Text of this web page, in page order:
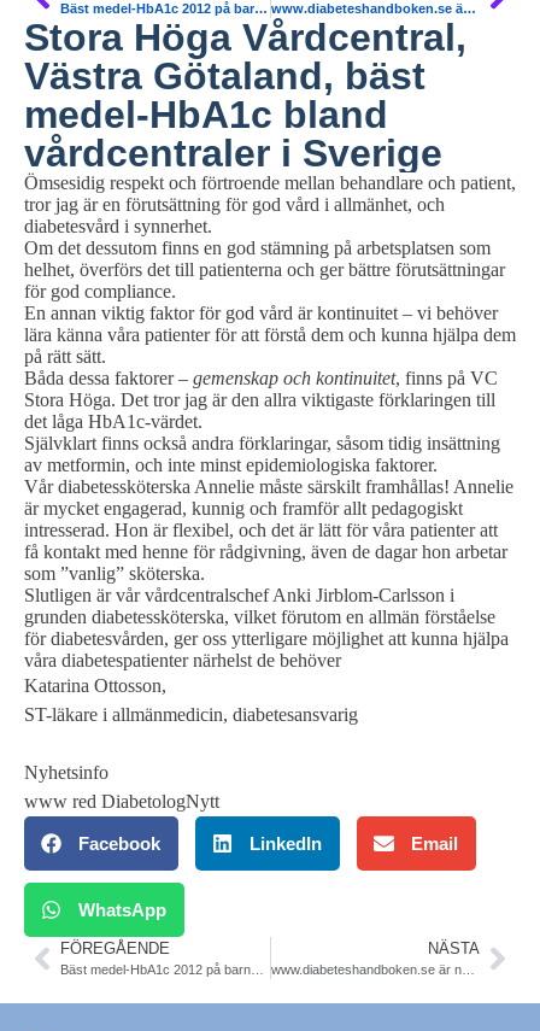
Bäst medel-HbA1c 2012 på barndiabetesmottagning utanför universitetssjukhus – varför lyckas vi? www.diabeteshandboken.se är nu uppdaterad. Peter Fors
Stora Höga Vårdcentral,
Västra Götaland, bäst
medel-HbA1c bland
vårdcentraler i Sverige
Ömsesidig respekt och förtroende mellan behandlare och patient,
tror jag är en förutsättning för god vård i allmänhet, och
diabetesvård i synnerhet.
Om det dessutom finns en god stämning på arbetsplatsen som
helhet, överförs det till patienterna och ger bättre förutsättningar
för god compliance.
En annan viktig faktor för god vård är kontinuitet – vi behöver
lära känna våra patienter för att förstå dem och kunna hjälpa dem
på rätt sätt.
Båda dessa faktorer – gemenskap och kontinuitet, finns på VC
Stora Höga. Det tror jag är den allra viktigaste förklaringen till
det låga HbA1c-värdet.
Självklart finns också andra förklaringar, såsom tidig insättning
av metformin, och inte minst epidemiologiska faktorer.
Vår diabetessköterska Annelie måste särskilt framhållas! Annelie
är mycket engagerad, kunnig och framför allt pedagogiskt
intresserad. Hon är flexibel, och det är lätt för våra patienter att
få kontakt med henne för rådgivning, även de dagar hon arbetar
som ”vanlig” sköterska.
Slutligen är vår vårdcentralschef Anki Jirblom-Carlsson i
grunden diabetessköterska, vilket förutom en allmän förståelse
för diabetesvården, ger oss ytterligare möjlighet att kunna hjälpa
våra diabetespatienter närhelst de behöver
Katarina Ottosson,
ST-läkare i allmänmedicin, diabetesansvarig
Nyhetsinfo
www red DiabetologNytt
Facebook LinkedIn Email
WhatsApp
FÖREGÅENDE NÄSTA
www.diabeteshandboken.se är nu uppdaterad. Peter Fors